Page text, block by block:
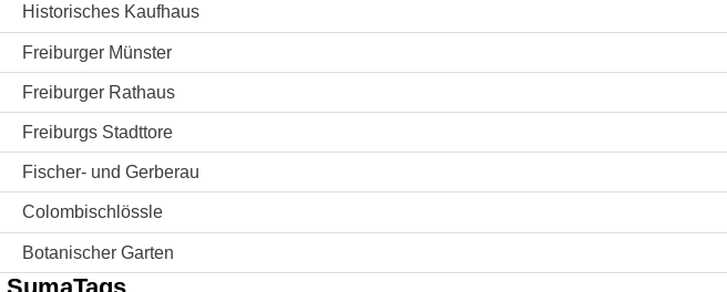
Historisches Kaufhaus
Freiburger Münster
Freiburger Rathaus
Freiburgs Stadttore
Fischer- und Gerberau
Colombischlössle
Botanischer Garten